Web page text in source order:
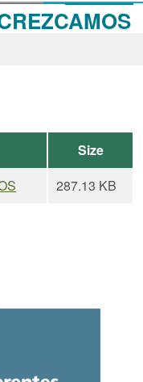
Size
287.13 KB